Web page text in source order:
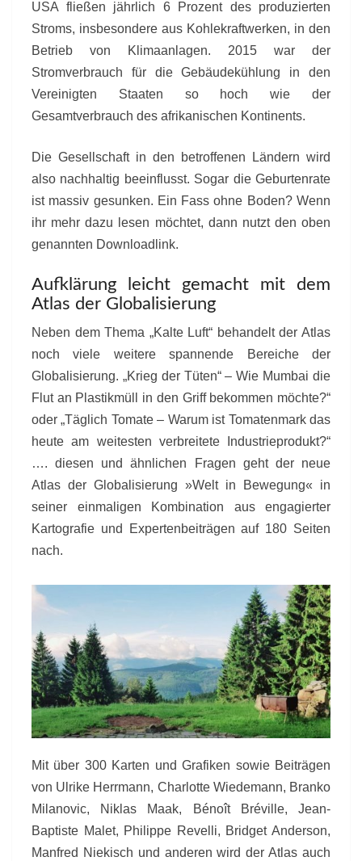
USA fließen jährlich 6 Prozent des produzierten
Stroms, insbesondere aus Kohlekraftwerken, in den
Betrieb von Klimaanlagen. 2015 war der
Stromverbrauch für die Gebäudekühlung in den
Vereinigten Staaten so hoch wie der
Gesamtverbrauch des afrikanischen Kontinents.
Die Gesellschaft in den betroffenen Ländern wird
also nachhaltig beeinflusst. Sogar die Geburtenrate
ist massiv gesunken. Ein Fass ohne Boden? Wenn
ihr mehr dazu lesen möchtet, dann nutzt den oben
genannten Downloadlink.
Aufklärung leicht gemacht mit dem
Atlas der Globalisierung
Neben dem Thema „Kalte Luft“ behandelt der Atlas
noch viele weitere spannende Bereiche der
Globalisierung. „Krieg der Tüten“ – Wie Mumbai die
Flut an Plastikmüll in den Griff bekommen möchte?“
oder „Täglich Tomate – Warum ist Tomatenmark das
heute am weitesten verbreitete Industrieprodukt?“
…. diesen und ähnlichen Fragen geht der neue
Atlas der Globalisierung »Welt in Bewegung« in
seiner einmaligen Kombination aus engagierter
Kartografie und Expertenbeiträgen auf 180 Seiten
nach.
Mit über 300 Karten und Grafiken sowie Beiträgen
von Ulrike Herrmann, Charlotte Wiedemann, Branko
Milanovic, Niklas Maak, Bénoît Bréville, Jean-
Baptiste Malet, Philippe Revelli, Bridget Anderson,
Manfred Niekisch und anderen wird der Atlas auch